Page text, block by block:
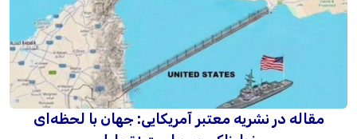
مقاله در نشریه معتبر آمریکایی: جهان با لحظه‌ای